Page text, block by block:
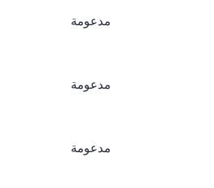
مدعومة
مدعومة
مدعومة